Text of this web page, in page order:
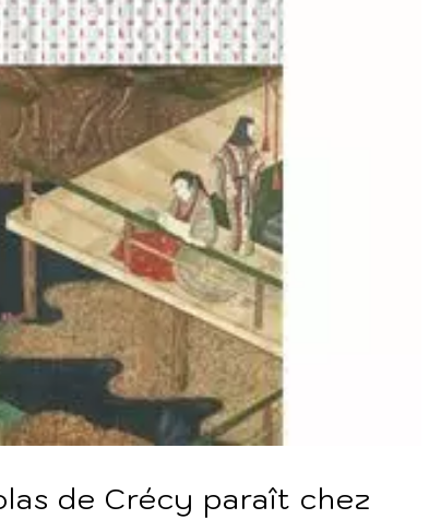
de Crécy paraît chez